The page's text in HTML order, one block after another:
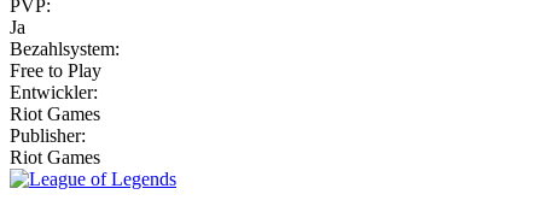
PVP:
Ja
Bezahlsystem:
Free to Play
Entwickler:
Riot Games
Publisher:
Riot Games